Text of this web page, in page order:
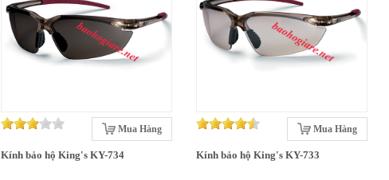
Mua Hàng
Kính bảo hộ King's KY-734
Mua Hàng
Kính bảo hộ King's KY-733